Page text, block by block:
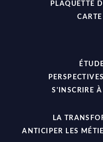
PLAQUETTE
S'INSCRIRE
LA
ANTICIPER LES